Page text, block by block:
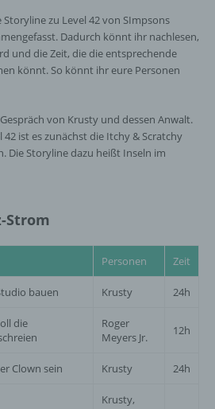
zu Level 42 von SImpsons
Dadurch könnt ihr nachlesen,
und die Zeit, die die entsprechende
könnt. So könnt ihr eure Personen
von Krusty und dessen Anwalt.
42 ist es zunächst die Itchy & Scratchy
Die Storyline dazu heißt Inseln im
Strom
Personen Zeit
bauen Krusty 24h
die
Roger
Meyers Jr.
12h
Clown sein Krusty 24h
Krusty,